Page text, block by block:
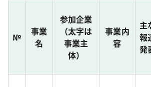
№
事業
名
参加企業
（太字は
事業主
体）
事業内
容
主
報
発